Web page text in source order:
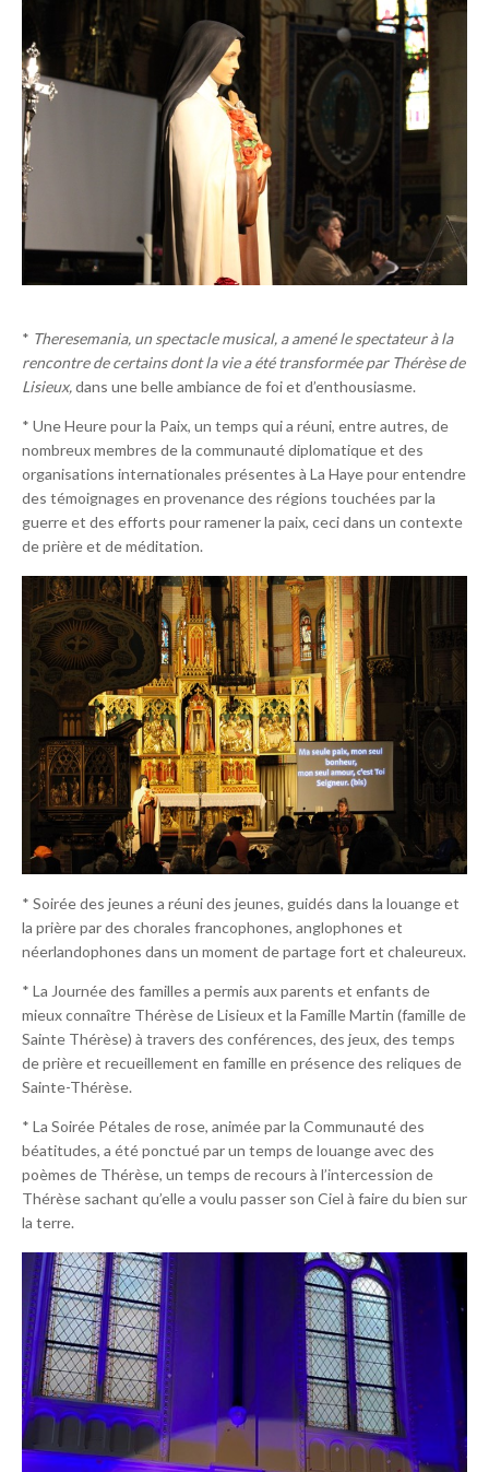
* Theresemania, un spectacle musical, a amené le spectateur à la
rencontre de certains dont la vie a été transformée par Thérèse de
Lisieux,dans une belle ambiance de foi et d’enthousiasme.
* Une Heure pour la Paix, un temps qui a réuni, entre autres, de
nombreux membres de la communauté diplomatique et des
organisations internationales présentes à La Haye pour entendre
des témoignages en provenance des régions touchées par la
guerre et des efforts pour ramener la paix, ceci dans un contexte
de prière et de méditation.
* Soirée des jeunes a réuni des jeunes, guidés dans la louange et
la prière par des chorales francophones, anglophones et
néerlandophones dans un moment de partage fort et chaleureux.
* La Journée des familles a permis aux parents et enfants de
mieux connaître Thérèse de Lisieux et la Famille Martin (famille de
Sainte Thérèse) à travers des conférences, des jeux, des temps
de prière et recueillement en famille en présence des reliques de
Sainte-Thérèse.
* La Soirée Pétales de rose, animée par la Communauté des
béatitudes, a été ponctué par un temps de louange avec des
poèmes de Thérèse, un temps de recours à l’intercession de
Thérèse sachant qu’elle a voulu passer son Ciel à faire du bien sur
la terre.